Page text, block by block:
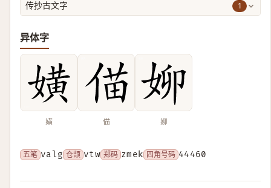
传抄古文字 1
异体字
嫹 㑤 㚹
五笔 valg 仓颉 vtw 郑码 zmek 四角号码 44460